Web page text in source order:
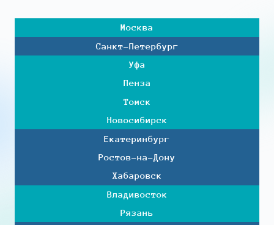
Москва
Санкт-Петербург
Уфа
Пенза
Томск
Новосибирск
Екатеринбург
Ростов-на-Дону
Хабаровск
Владивосток
Рязань